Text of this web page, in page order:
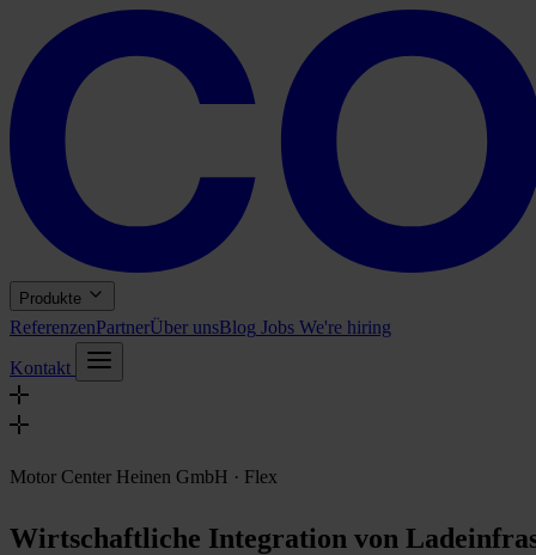
Produkte
ReferenzenPartnerÜber unsBlog Jobs
Kontakt
Motor Center Heinen GmbH · Flex
Wirtschaftliche Integration von